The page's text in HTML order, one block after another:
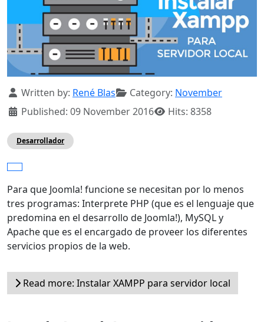
Details
Written by: René Blas Category: November
Published: 09 November 2016
Hits: 8358
Desarrollador
Para que Joomla! funcione se necesitan por lo menos
tres programas: Interprete PHP (que es el lenguaje que
predomina en el desarrollo de Joomla!), MySQL y
Apache que es el encargado de proveer los diferentes
servicios propios de la web.
Read more: Instalar XAMPP para servidor local